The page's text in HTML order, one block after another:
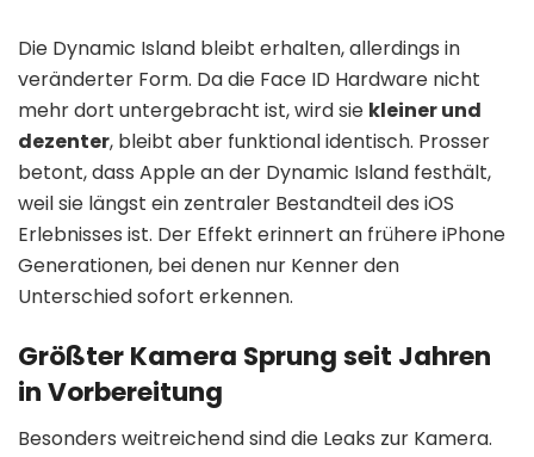
Die Dynamic Island bleibt erhalten, allerdings in
veränderter Form. Da die Face ID Hardware nicht
mehr dort untergebracht ist, wird sie kleiner und
dezenter, bleibt aber funktional identisch. Prosser
betont, dass Apple an der Dynamic Island festhält,
weil sie längst ein zentraler Bestandteil des iOS
Erlebnisses ist. Der Effekt erinnert an frühere iPhone
Generationen, bei denen nur Kenner den
Unterschied sofort erkennen.
Größter Kamera Sprung seit Jahren
in Vorbereitung
Besonders weitreichend sind die Leaks zur Kamera.